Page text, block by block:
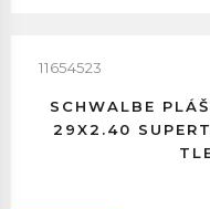
11654523
SCHWALBE
29X2.40